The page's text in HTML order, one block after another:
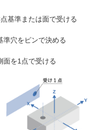
点基準または面で受ける
準穴をピンで決める
面を1点で受ける